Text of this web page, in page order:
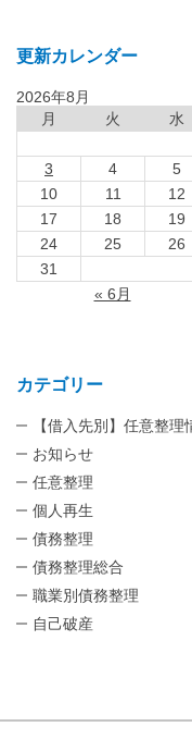
更新カレンダー
2026年8月
月
火 水
« 6月
3
4 5
10
11 12
17
18 19
24
25 26
31
カテゴリー
【借入先別】任意整理
お知らせ
任意整理
個人再生
債務整理
債務整理総合
職業別債務整理
自己破産